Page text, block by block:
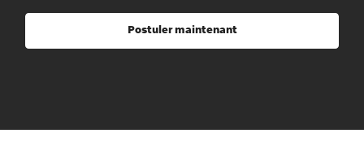
Postuler maintenant